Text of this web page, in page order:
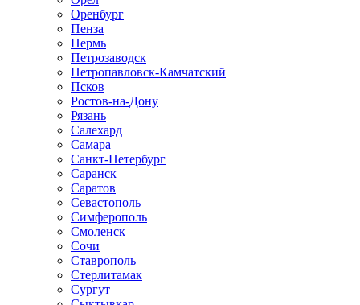
Оренбург
Пенза
Пермь
Петрозаводск
Петропавловск-Камчатский
Псков
Ростов-на-Дону
Рязань
Салехард
Самара
Санкт-Петербург
Саранск
Саратов
Севастополь
Симферополь
Смоленск
Сочи
Ставрополь
Стерлитамак
Сургут